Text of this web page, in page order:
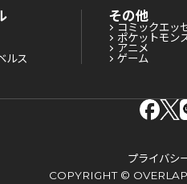
ルス
その他
コミックエッ
ポケットモン
アニメ
ゲーム
プライバシ
COPYRIGHT ©